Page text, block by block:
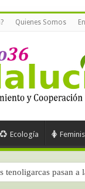
Quienes Somos
Ecología
tenoligarcas pasan a